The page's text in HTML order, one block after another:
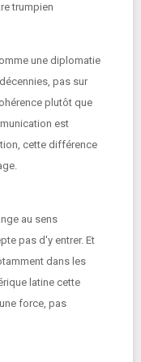
trumpien
une diplomatie
pas sur
plutôt que
est
cette différence
au sens
pas d'y entrer. Et
dans les
latine cette
force, pas